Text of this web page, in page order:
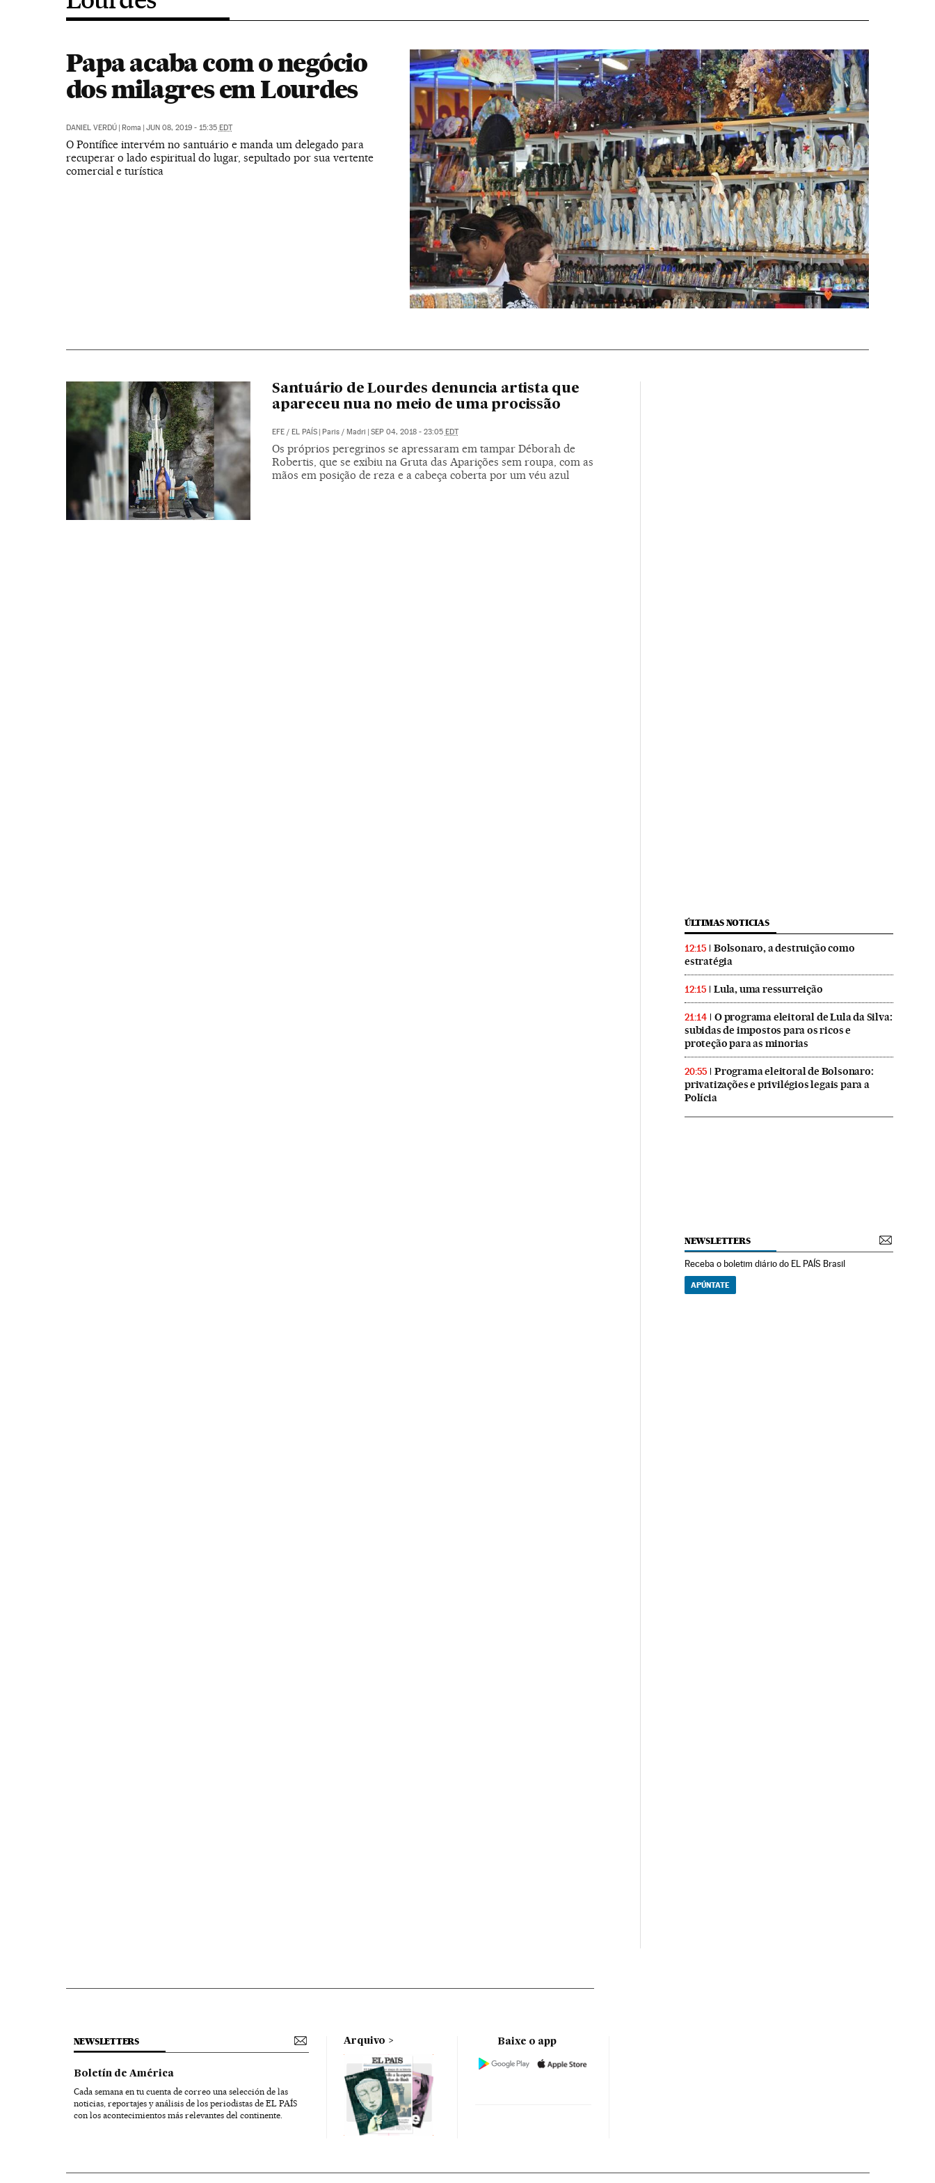
Papa acaba com o negócio
dos milagres em Lourdes
DANIEL VERDÚ | Roma | JUN 08, 2019 - 15:35 EDT
O Pontífice intervém no santuário e manda um delegado para
recuperar o lado espiritual do lugar, sepultado por sua vertente
comercial e turística
Santuário de Lourdes denuncia artista que
apareceu nua no meio de uma procissão
EFE/ EL PAÍS | Paris / Madri | SEP 04, 2018 - 23:05 EDT
Os próprios peregrinos se apressaram em tampar Déborah de
Robertis, que se exibiu na Gruta das Aparições sem roupa, com as
mãos em posição de reza e a cabeça coberta por um véu azul
ÚLTIMAS NOTICIAS
12:15
Bolsonaro, a destruição como
estratégia
12:15 Lula, uma ressurreição
21:14
O programa eleitoral de Lula da Silva:
subidas de impostos para os ricos e
proteção para as minorias
20:55
Programa eleitoral de Bolsonaro:
privatizações e privilégios legais para a
Polícia
NEWSLETTERS
Receba o boletim diário do EL PAÍS Brasil
APÚNTATE
NEWSLETTERS
Boletín de América
Cada semana en tu cuenta de correo una selección de las
noticias, reportajes y análisis de los periodistas de EL PAÍS
con los acontecimientos más relevantes del continente.
Arquivo Baixe o app